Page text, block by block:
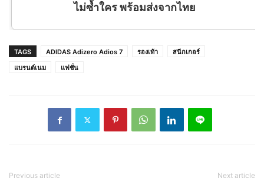
ไม่ซ้ำใคร พร้อมส่งจากไทย
TAGS ADIDAS Adizero Adios 7 รองเท้า
สนีกเกอร์
แบรนด์เนม
แฟชั่น
Previous article Next article